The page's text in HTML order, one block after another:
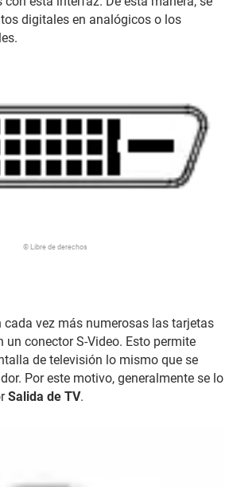
digitales en analógicos o los
© Libre de derechos
cada vez más numerosas las tarjetas
un conector S-Video. Esto permite
de televisión lo mismo que se
Por este motivo, generalmente se lo
Salida de TV.